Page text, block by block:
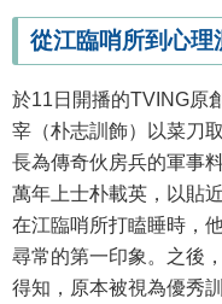
從江臨哨所到心理
於11日開播的TVING原
宰（朴志訓飾）以菜刀
長為傳奇伙房兵的軍事
萬年上士朴載英，以貼
在江臨哨所打瞌睡時，
尋常的第一印象。之後
得知，原本被視為優秀